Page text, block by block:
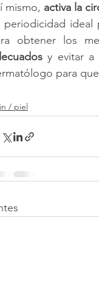
mismo, activa la
periodicidad
y evitar a
para
/ piel